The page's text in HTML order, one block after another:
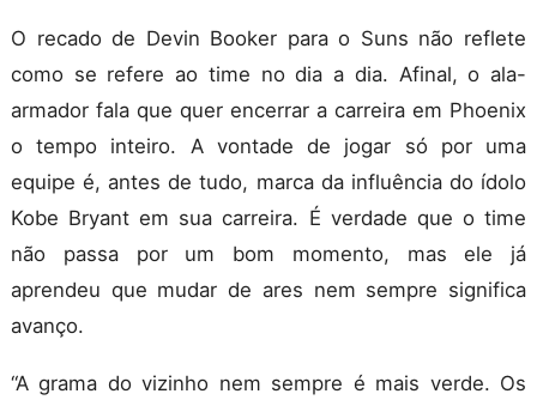
O recado de Devin Booker para o Suns não reflete
como se refere ao time no dia a dia. Afinal, o ala-
armador fala que quer encerrar a carreira em Phoenix
o tempo inteiro. A vontade de jogar só por uma
equipe é, antes de tudo, marca da influência do ídolo
Kobe Bryant em sua carreira. É verdade que o time
não passa por um bom momento, mas ele já
aprendeu que mudar de ares nem sempre significa
avanço.
“A grama do vizinho nem sempre é mais verde. Os